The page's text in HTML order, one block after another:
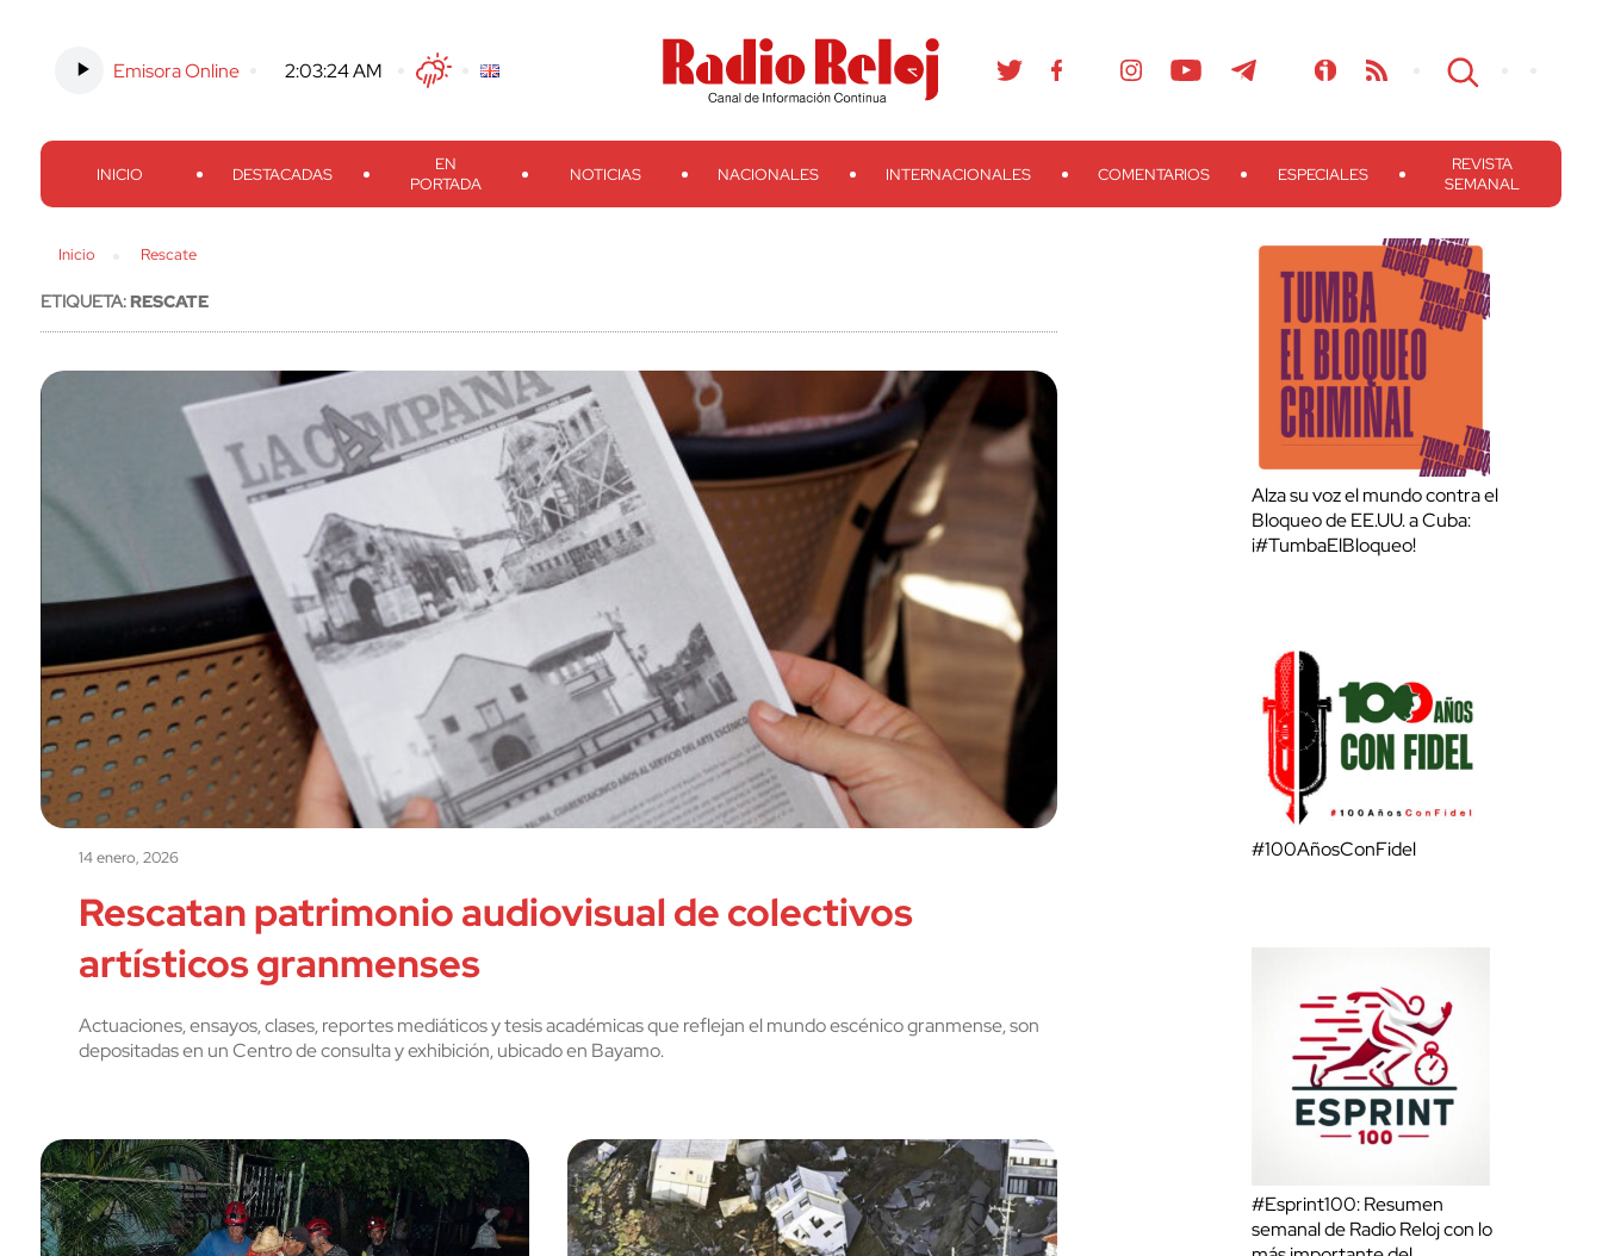
Emisora Online -2:03:25 AM TwitterFacebook
Threads
Instagram TelegramTeveo Ivoox RSS Search
INICIO DESTACADAS
EN
PORTADA
NOTICIAS NACIONALES INTERNACIONALES COMENTARIOS ESPECIALES
REVISTA
SEMANAL
Inicio Rescate
ETIQUETA:RESCATE
14 enero, 2026
Rescatan patrimonio audiovisual de colectivos
artísticos granmenses
Actuaciones, ensayos, clases, reportes mediáticos y tesis académicas que reflejan el mundo escénico granmense, son
depositadas en un Centro de consulta y exhibición, ubicado en Bayamo.
Alza su voz el mundo contra el
Bloqueo de EE.UU. a Cuba:
¡#TumbaElBloqueo!
#100AñosConFidel
#Esprint100: Resumen
semanal de Radio Reloj con lo